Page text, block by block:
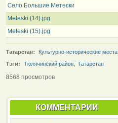
Село Большие Метески
Meteski (14).jpg
Meteski (15).jpg
Татарстан:
Культурно-исторические места
Тэги:
Тюлячинский район Татарстан
8568 просмотров
КОММЕНТАРИИ